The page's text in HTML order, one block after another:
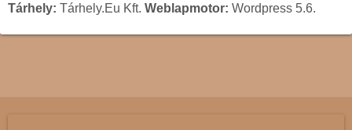
Tárhely: Tárhely.Eu Kft. Weblapmotor: Wordpress 5.6.